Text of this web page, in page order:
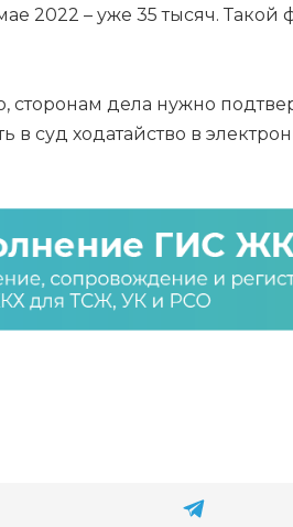
2022 – уже 35 тысяч. Такой
сторонам дела нужно
суд ходатайство в